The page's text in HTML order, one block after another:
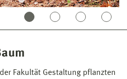
Fakultät Gestaltung pflanzten